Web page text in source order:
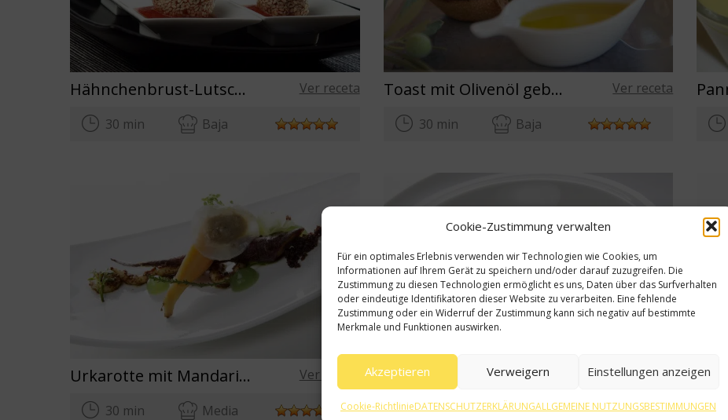
Cookie-Zustimmung verwalten
Für ein optimales Erlebnis verwenden wir Technologien wie Cookies, um
Informationen auf Ihrem Gerät zu speichern und/oder darauf zuzugreifen. Die
Zustimmung zu diesen Technologien ermöglicht es uns, Daten über das Surfverhalten
oder eindeutige Identifikatoren dieser Website zu verarbeiten. Eine fehlende
Zustimmung oder ein Widerruf der Zustimmung kann sich negativ auf bestimmte
Merkmale und Funktionen auswirken.
Akzeptieren Verweigern Einstellungen anzeigen
Cookie-RichtlinieDATENSCHUTZERKLÄRUNGALLGEMEINE NUTZUNGSBESTIMMUNGEN
Hähnchenbrust-Lutscher mit Tomatensoße Ver receta
30 min Baja
Toast mit Olivenöl gebackenem Gemüse Ver receta
30 min Baja
Urkarotte mit Mandarine Ver receta
30 min Media
Ver receta
30 min Media